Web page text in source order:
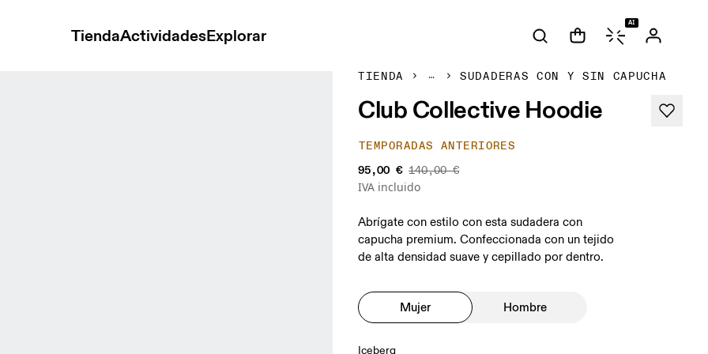
TiendaActividadesExplorar
AI
TIENDA SUDADERAS CON Y SIN CAPUCHA
Club Collective Hoodie
TEMPORADAS ANTERIORES
95,00 € 140,00 €
IVA incluido
Abrígate con estilo con esta sudadera con
capucha premium. Confeccionada con un tejido
de alta densidad suave y cepillado por dentro.
Mujer Hombre
Iceberg